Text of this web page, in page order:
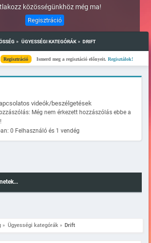
közösségünkhöz még ma!
Regisztráció
» ÜGYESSÉGI KATEGÓRÁK » DRIFT
Ismerd meg a regisztáció előnyeit.Regisztálok!
videók/beszélgetések
Még nem érkezett hozzászólás ebbe a
0 Felhasználó és 1 vendég
» Ügyességi kategórák » Drift